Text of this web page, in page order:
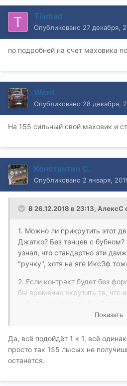
Tiamad
Опубликовано 27 декабря,
по подробней на счет маховика
Went
Опубликовано 28 декабря,
На 155 сильный свой маховик и
Константин С.
Опубликовано 2 января,
В 26.12.2018 в 23:13, АлексС
1. Можно ли прикрутить этот
Джатко? Без танцев с
узнал, что стандартно эти
"ручку", хотя на яге ИксЭф
2. Если контракт будет без
бы временно вкрутить те, что
= QJBB.
4. Мозги под 2,2 нужно будет
Показать
Да, всё подойдёт 1 к 1, всё
просто так 155 лысых не
останется.